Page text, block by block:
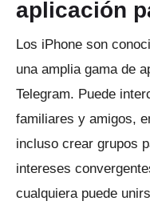
aplicación
Los iPhone son
una amplia gama de
Telegram. Puede
familiares y amigos,
incluso crear grupos
intereses
cualquiera puede